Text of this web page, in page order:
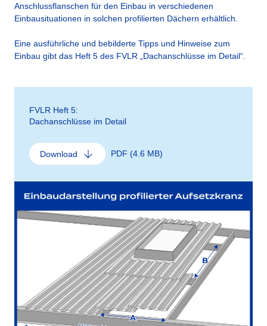
Anschlussflanschen für den Einbau in verschiedenen
Einbausituationen in solchen profilierten Dächern erhältlich.
Eine ausführliche und bebilderte Tipps und Hinweise zum
Einbau gibt das Heft 5 des FVLR „Dachanschlüsse im Detail“.
FVLR Heft 5:
Dachanschlüsse im Detail
Download PDF (4.6 MB)